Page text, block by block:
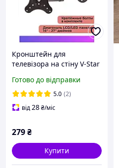
Кронштейн для
телевізора на стіну V-Star
монітора 101W 4771
Готово до відправки
5.0 (2)
від28₴/міс
279₴
Купити